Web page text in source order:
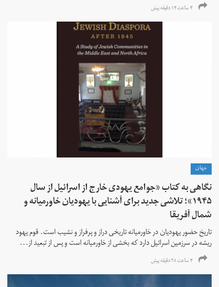
۴ ساعت ۱۴ دقیقه پیش
جهان
نگاهی به کتاب «جوامع یهودی خارج از اسرائیل از سال
۱۹۴۵»؛ تلاشی جدید برای آشنایی با یهودیان خاورمیانه و
شمال آفریقا
تاریخ حضور یهودیان در خاورمیانه تاریخی دراز و پرفراز و نشیب است. قوم یهود
ریشه در سرزمین اسرائیل دارد که بخشی از خاورمیانه است و پس از تبعید از...
۴ ساعت ۲۸ دقیقه پیش